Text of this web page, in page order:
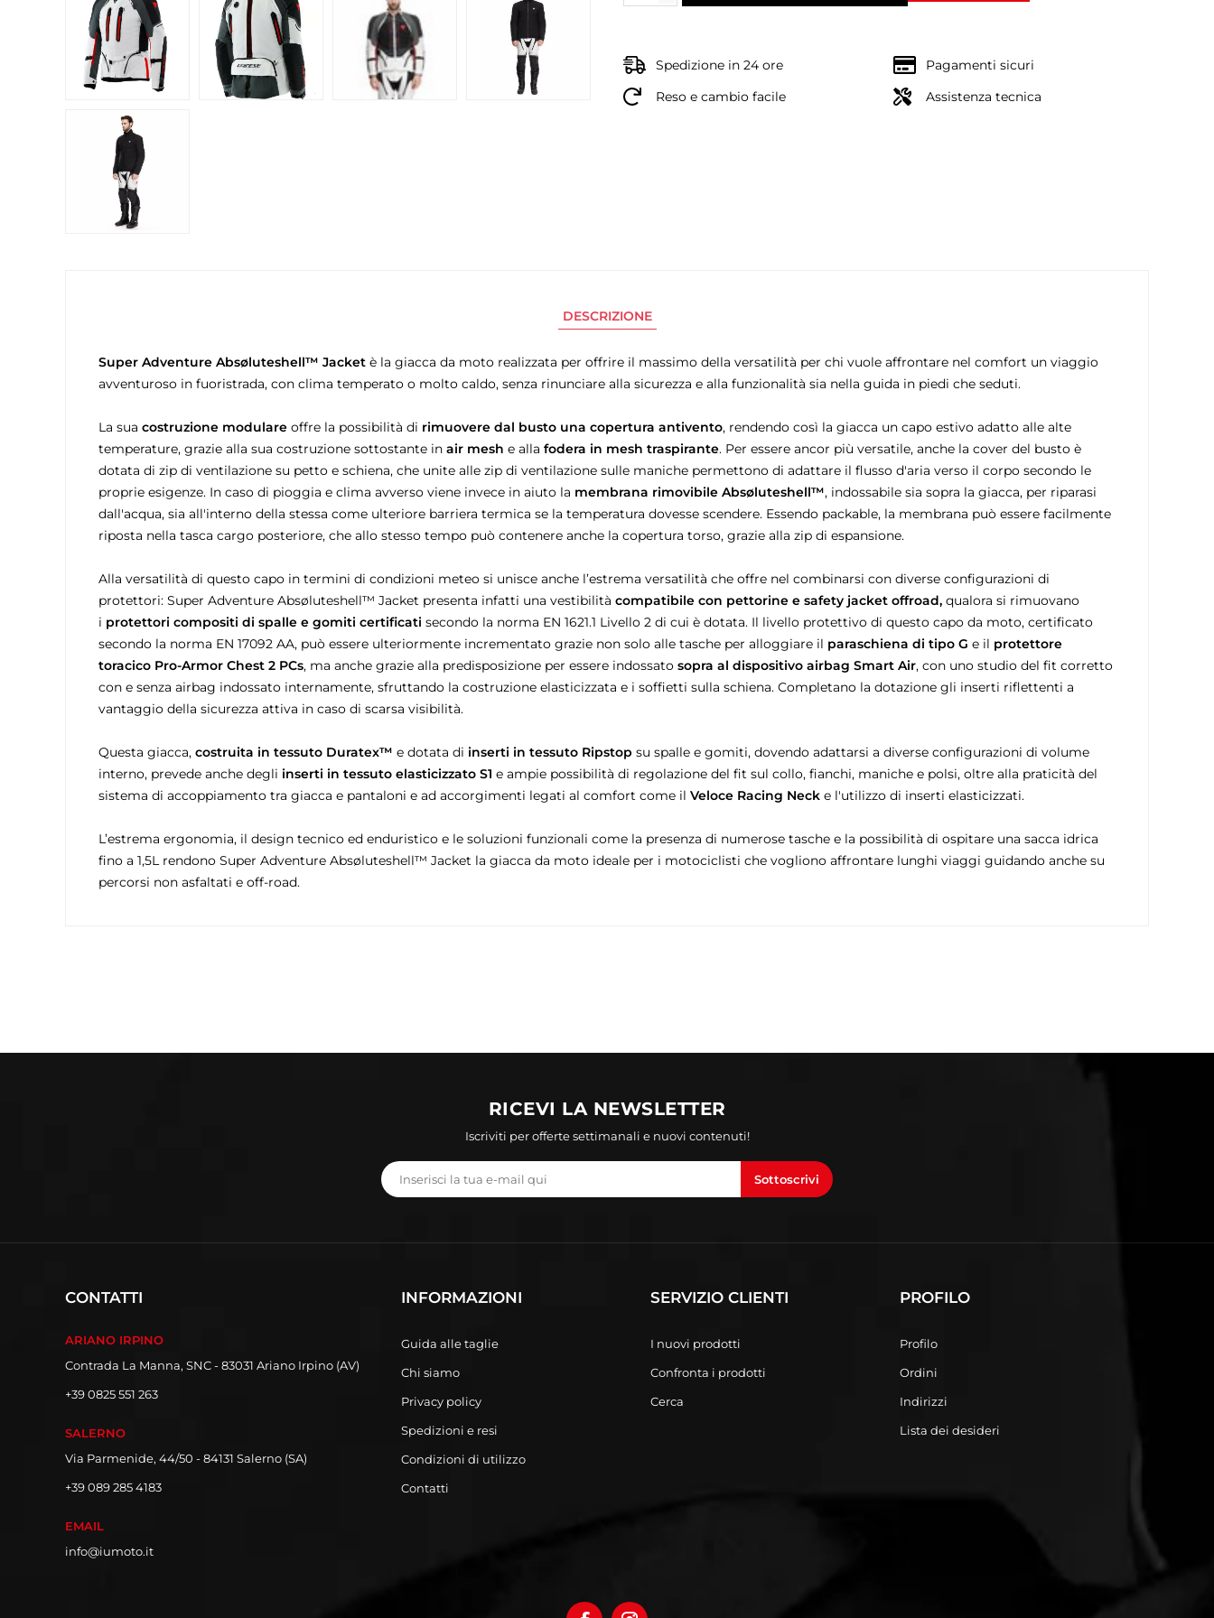
Spedizione in 24 ore
Pagamenti sicuri
Reso e cambio facile
Assistenza tecnica
DESCRIZIONE
Super Adventure Absøluteshell™ Jacket è la giacca da moto realizzata per offrire il massimo della versatilità per chi vuole affrontare nel comfort un viaggio
avventuroso in fuoristrada, con clima temperato o molto caldo, senza rinunciare alla sicurezza e alla funzionalità sia nella guida in piedi che seduti.
La sua costruzione modulare offre la possibilità di rimuovere dal busto una copertura antivento, rendendo così la giacca un capo estivo adatto alle alte
temperature, grazie alla sua costruzione sottostante in air mesh e alla fodera in mesh traspirante. Per essere ancor più versatile, anche la cover del busto è
dotata di zip di ventilazione su petto e schiena, che unite alle zip di ventilazione sulle maniche permettono di adattare il flusso d'aria verso il corpo secondo le
proprie esigenze. In caso di pioggia e clima avverso viene invece in aiuto la membrana rimovibile Absøluteshell™, indossabile sia sopra la giacca, per riparasi
dall'acqua, sia all'interno della stessa come ulteriore barriera termica se la temperatura dovesse scendere. Essendo packable, la membrana può essere facilmente
riposta nella tasca cargo posteriore, che allo stesso tempo può contenere anche la copertura torso, grazie alla zip di espansione.
Alla versatilità di questo capo in termini di condizioni meteo si unisce anche l’estrema versatilità che offre nel combinarsi con diverse configurazioni di
protettori: Super Adventure Absøluteshell™ Jacket presenta infatti una vestibilità compatibile con pettorine e safety jacket offroad, qualora si rimuovano
i protettori compositi di spalle e gomiti certificati secondo la norma EN 1621.1 Livello 2 di cui è dotata. Il livello protettivo di questo capo da moto, certificato
secondo la norma EN 17092 AA, può essere ulteriormente incrementato grazie non solo alle tasche per alloggiare il paraschiena di tipo G e il protettore
toracico Pro-Armor Chest 2 PCs, ma anche grazie alla predisposizione per essere indossato sopra al dispositivo airbag Smart Air, con uno studio del fit corretto
con e senza airbag indossato internamente, sfruttando la costruzione elasticizzata e i soffietti sulla schiena. Completano la dotazione gli inserti riflettenti a
vantaggio della sicurezza attiva in caso di scarsa visibilità.
Questa giacca, costruita in tessuto Duratex™ e dotata di inserti in tessuto Ripstop su spalle e gomiti, dovendo adattarsi a diverse configurazioni di volume
interno, prevede anche degli inserti in tessuto elasticizzato S1 e ampie possibilità di regolazione del fit sul collo, fianchi, maniche e polsi, oltre alla praticità del
sistema di accoppiamento tra giacca e pantaloni e ad accorgimenti legati al comfort come il Veloce Racing Neck e l'utilizzo di inserti elasticizzati.
L’estrema ergonomia, il design tecnico ed enduristico e le soluzioni funzionali come la presenza di numerose tasche e la possibilità di ospitare una sacca idrica
fino a 1,5L rendono Super Adventure Absøluteshell™ Jacket la giacca da moto ideale per i motociclisti che vogliono affrontare lunghi viaggi guidando anche su
percorsi non asfaltati e off-road.
RICEVI LA NEWSLETTER
Iscriviti per offerte settimanali e nuovi contenuti!
Sottoscrivi
CONTATTI
ARIANO IRPINO
Contrada La Manna, SNC - 83031 Ariano Irpino (AV)
+39 0825 551 263
SALERNO
Via Parmenide, 44/50 - 84131 Salerno (SA)
+39 089 285 4183
EMAIL
info@iumoto.it
INFORMAZIONI
Guida alle taglie
Chi siamo
Privacy policy
Spedizioni e resi
Condizioni di utilizzo
Contatti
SERVIZIO CLIENTI
I nuovi prodotti
Confronta i prodotti
Cerca
PROFILO
Profilo
Ordini
Indirizzi
Lista dei desideri